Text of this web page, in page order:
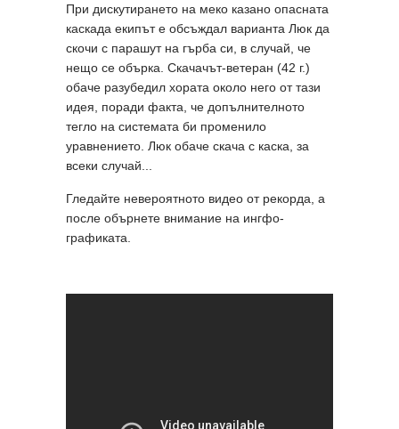
При дискутирането на меко казано опасната
каскада екипът е обсъждал варианта Люк да
скочи с парашут на гърба си, в случай, че
нещо се обърка. Скачачът-ветеран (42 г.)
обаче разубедил хората около него от тази
идея, поради факта, че допълнителното
тегло на системата би променило
уравнението. Люк обаче скача с каска, за
всеки случай...
Гледайте невероятното видео от рекорда, а
после обърнете внимание на ингфо-
графиката.